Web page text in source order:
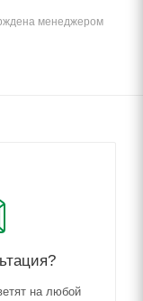
менеджером
на любой